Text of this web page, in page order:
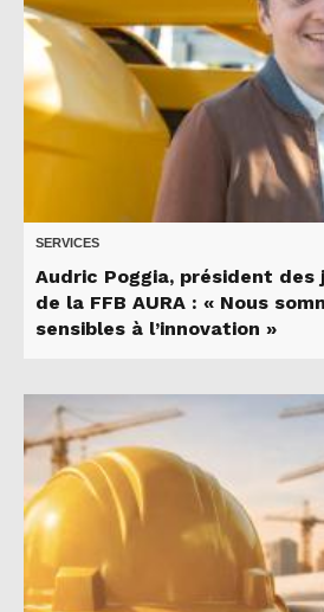
SERVICES
Audric Poggia, président des
de la FFB AURA : « Nous
sensibles à l’innovation »